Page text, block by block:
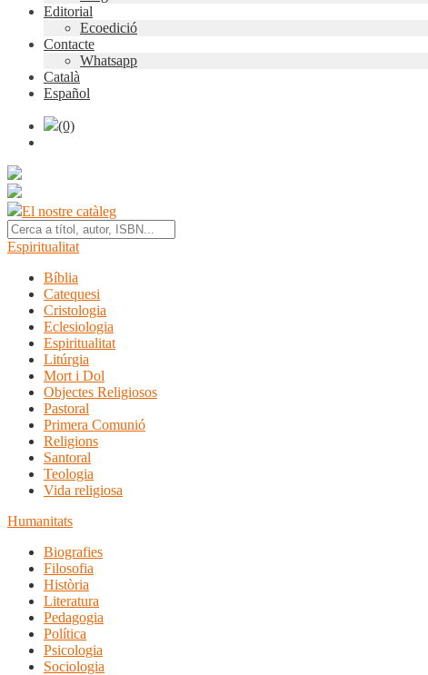
Editorial
Ecoedició
Contacte
Whatsapp
Català
Español
(0)
El nostre catàleg
Espiritualitat
Bíblia
Catequesi
Cristologia
Eclesiologia
Espiritualitat
Litúrgia
Mort i Dol
Objectes Religiosos
Pastoral
Primera Comunió
Religions
Santoral
Teologia
Vida religiosa
Humanitats
Biografies
Filosofia
Història
Literatura
Pedagogia
Política
Psicologia
Sociologia